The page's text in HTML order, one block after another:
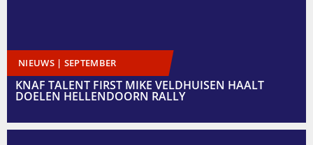
NIEUWS | SEPTEMBER
KNAF TALENT FIRST MIKE VELDHUISEN HAALT
DOELEN HELLENDOORN RALLY